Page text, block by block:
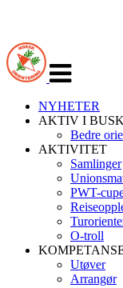
navigasjon
NYHETER
AKTIV I
Bedre
AKTIVITET
Samlinger
PWT-
O-troll
Utøver
Arrangør